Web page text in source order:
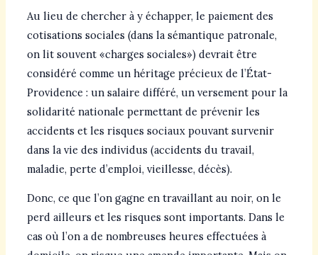
Au lieu de chercher à y échapper, le paiement des
cotisations sociales (dans la sémantique patronale,
on lit souvent «charges sociales») devrait être
considéré comme un héritage précieux de l’État-
Providence : un salaire différé, un versement pour la
solidarité nationale permettant de prévenir les
accidents et les risques sociaux pouvant survenir
dans la vie des individus (accidents du travail,
maladie, perte d’emploi, vieillesse, décès).
Donc, ce que l’on gagne en travaillant au noir, on le
perd ailleurs et les risques sont importants. Dans le
cas où l’on a de nombreuses heures effectuées à